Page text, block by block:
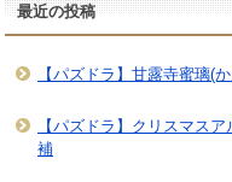
最近の投稿
【パズドラ】甘露寺蜜璃(
【パズドラ】クリスマス
補